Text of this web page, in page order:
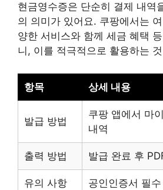
현금영수증은 단순히 결제 내역
의 의미가 있어요. 쿠팡에서는
양한 서비스와 함께 세금 혜택
니, 이를 적극적으로 활용하는
항목 상세 내용
발급 방법
쿠팡 앱에서 마
내역
출력 방법 발급 완료 후
유의 사항 공인인증서 필수